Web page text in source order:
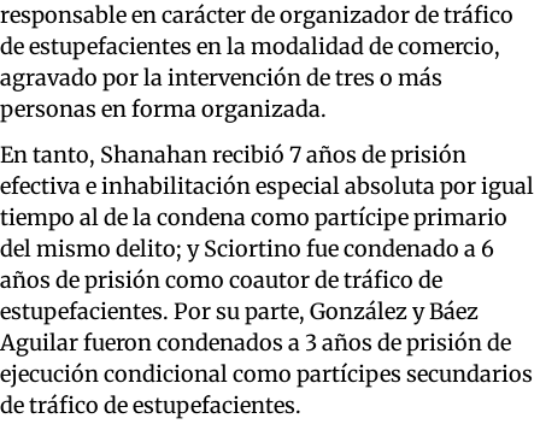
responsable en carácter de organizador de tráfico
de estupefacientes en la modalidad de comercio,
agravado por la intervención de tres o más
personas en forma organizada.
En tanto, Shanahan recibió 7 años de prisión
efectiva e inhabilitación especial absoluta por igual
tiempo al de la condena como partícipe primario
del mismo delito; y Sciortino fue condenado a 6
años de prisión como coautor de tráfico de
estupefacientes. Por su parte, González y Báez
Aguilar fueron condenados a 3 años de prisión de
ejecución condicional como partícipes secundarios
de tráfico de estupefacientes.